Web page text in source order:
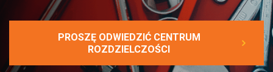
PROSZĘ ODWIEDZIĆ CENTRUM
ROZDZIELCZOŚCI